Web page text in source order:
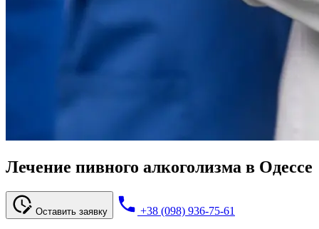
Лечение пивного алкоголизма в Одессе
Оставить заявку +38 (098) 936-75-61